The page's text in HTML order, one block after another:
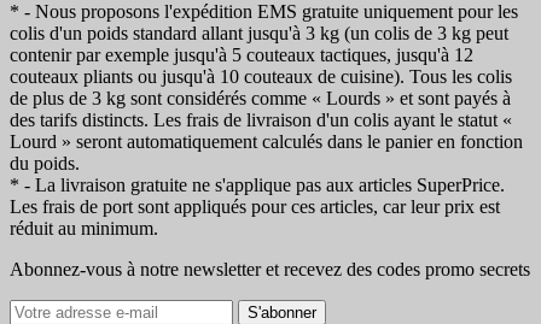
* - Nous proposons l'expédition EMS gratuite uniquement pour les
colis d'un poids standard allant jusqu'à 3 kg (un colis de 3 kg peut
contenir par exemple jusqu'à 5 couteaux tactiques, jusqu'à 12
couteaux pliants ou jusqu'à 10 couteaux de cuisine). Tous les colis
de plus de 3 kg sont considérés comme « Lourds » et sont payés à
des tarifs distincts. Les frais de livraison d'un colis ayant le statut «
Lourd » seront automatiquement calculés dans le panier en fonction
du poids.
* - La livraison gratuite ne s'applique pas aux articles SuperPrice.
Les frais de port sont appliqués pour ces articles, car leur prix est
réduit au minimum.
Abonnez-vous à notre newsletter et recevez des codes promo secrets
S'abonner